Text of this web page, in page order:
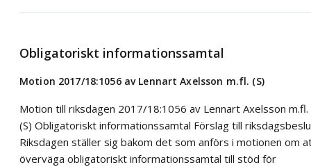
Obligatoriskt informationssamtal
Motion 2017/18:1056 av Lennart Axelsson m.fl. (S)
Motion till riksdagen 2017/18:1056 av Lennart Axelsson m.fl.
(S) Obligatoriskt informationssamtal Förslag till
Riksdagen ställer sig bakom det som anförs i motionen om
överväga obligatoriskt informationssamtal till stöd för